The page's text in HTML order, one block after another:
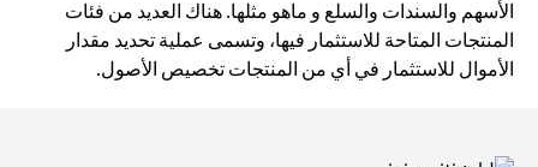
الأسهم والسندات والسلع و ماهو مثلها. هناك العديد من فئات
المنتجات المتاحة للاستثمار فيها، وتسمى عملية تحديد مقدار
الأموال للاستثمار في أي من المنتجات تخصيص الأصول.